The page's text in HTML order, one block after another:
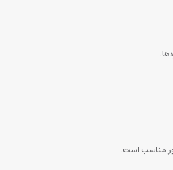
مناسب است.